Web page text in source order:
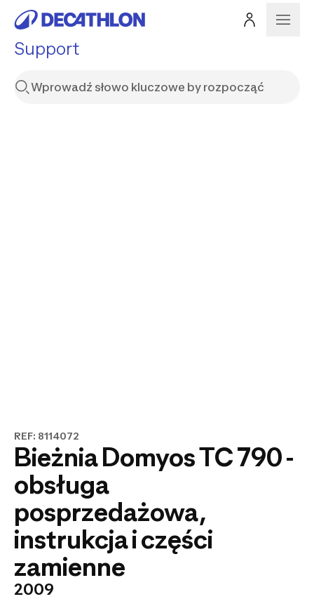
Support
REF: 8114072
Bieżnia Domyos TC 790 -
obsługa
posprzedażowa,
instrukcja i części
zamienne
2009